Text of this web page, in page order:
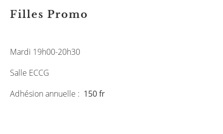
Filles Promo
Mardi 19h00-20h30
Salle ECCG
Adhésion annuelle : 150 fr